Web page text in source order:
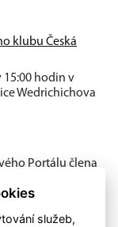
klubu Česká
15:00 hodin v
Wedrichichova
Portálu člena
služeb,